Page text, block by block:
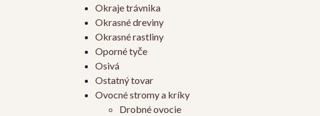
Okraje trávnika
Okrasné dreviny
Okrasné rastliny
Oporné tyče
Osivá
Ostatný tovar
Ovocné stromy a kríky
Drobné ovocie